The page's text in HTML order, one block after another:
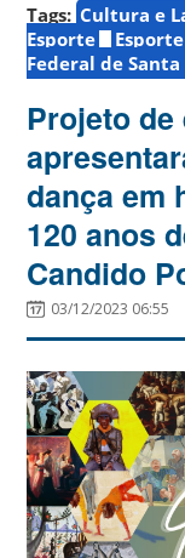
Tags: Cultura e
Esporte
Esporte
Federal de
Projeto de
dança em
120 anos
Candido
03/12/2023 06:55